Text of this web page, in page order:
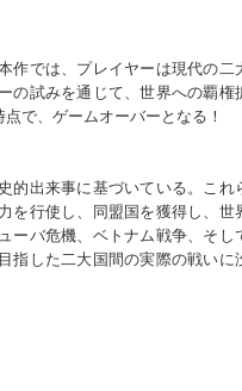
作では、プレイヤーは現代の二
の試みを通じて、世界への覇権
で、ゲームオーバーとなる！
的出来事に基づいている。これ
を行使し、同盟国を獲得し、世
ーバ危機、ベトナム戦争、そし
指した二大国間の実際の戦いに